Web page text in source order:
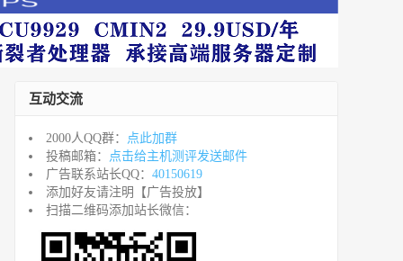
互动交流
2000人QQ群： 点此加群
投稿邮箱： 点击给主机测评发送邮件
广告联系站长QQ： 40150619
添加好友请注明【广告投放】
扫描二维码添加站长微信：